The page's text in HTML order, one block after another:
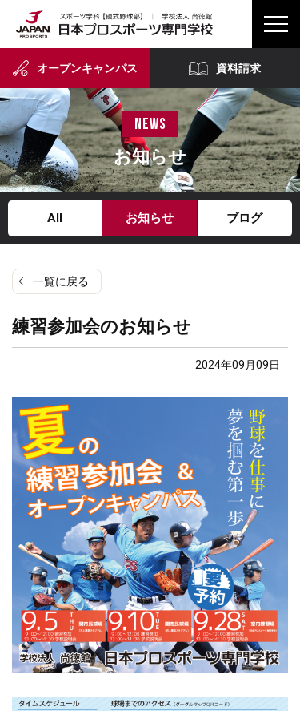
オープンキャンパス 資料請求
news
お知らせ
All お知らせ ブログ
一覧に戻る
練習参加会のお知らせ
2024年09月09日